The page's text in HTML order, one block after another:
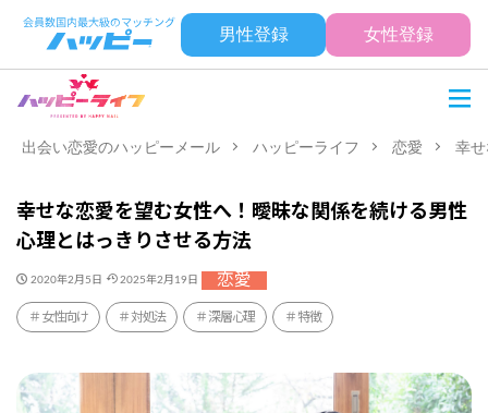
男性登録 女性登録
出会い恋愛のハッピーメール ハッピーライフ 恋愛 幸
幸せな恋愛を望む女性へ！曖昧な関係を続ける男性
心理とはっきりさせる方法
2020年2月5日 2025年2月19日 恋愛
女性向け 対処法 深層心理 特徴